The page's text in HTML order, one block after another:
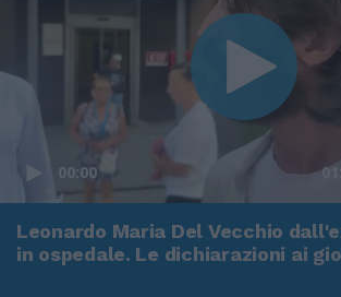
00:00
Leonardo Maria Del Vecchio
in ospedale. Le dichiarazioni ai